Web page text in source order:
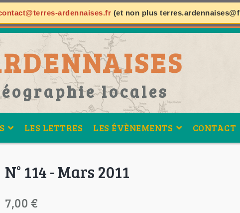
ardennaises.fr (et non plus
locales
LES LETTRES LES ÉVÈNEMENTS CONTACT
N° 114 - Mars 2011
7,00 €